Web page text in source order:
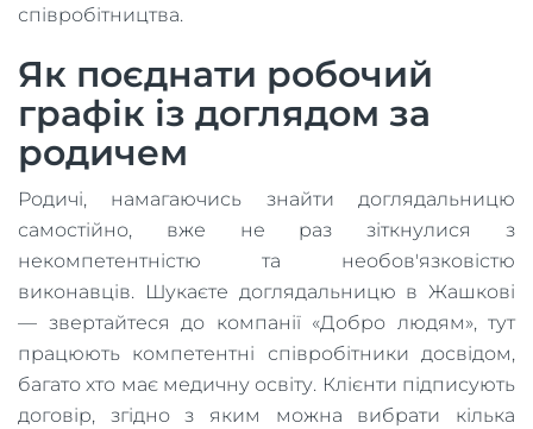
співробітництва.
Як поєднати робочий
графік із доглядом за
родичем
Родичі, намагаючись знайти доглядальницю
самостійно, вже не раз зіткнулися з
некомпетентністю та необов'язковістю
виконавців. Шукаєте доглядальницю в Жашкові
— звертайтеся до компанії «Добро людям», тут
працюють компетентні співробітники досвідом,
багато хто має медичну освіту. Клієнти підписують
договір, згідно з яким можна вибрати кілька